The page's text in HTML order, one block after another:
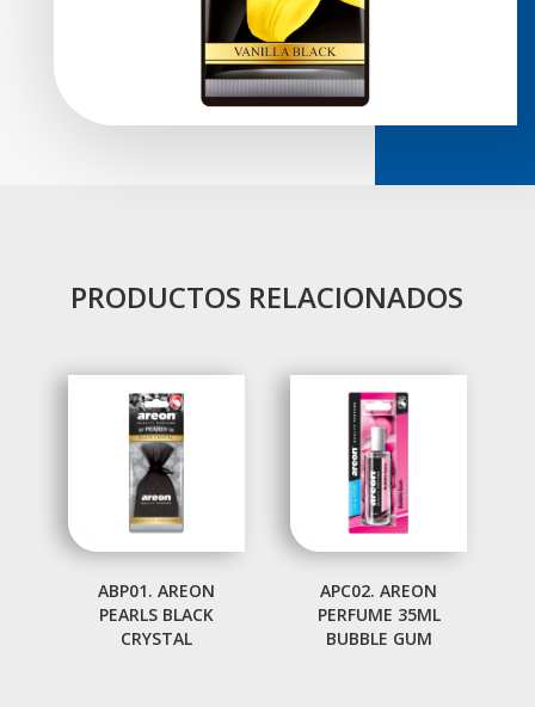
PRODUCTOS RELACIONADOS
ABP01. AREON
PEARLS BLACK
CRYSTAL
APC02. AREON
PERFUME 35ML
BUBBLE GUM